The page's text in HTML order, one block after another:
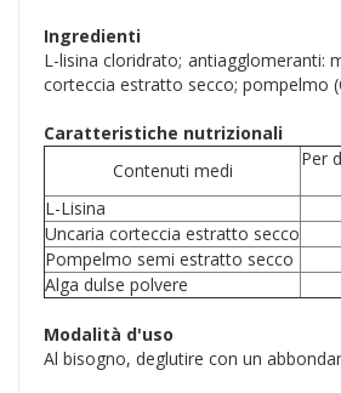
Ingredienti
L-lisina cloridrato; antiagglomeranti:
corteccia estratto secco; pompelmo
Caratteristiche nutrizionali
Contenuti medi
Per
L-Lisina
Uncaria corteccia estratto secco
Pompelmo semi estratto secco
Alga dulse polvere
Modalità d'uso
Al bisogno, deglutire con un